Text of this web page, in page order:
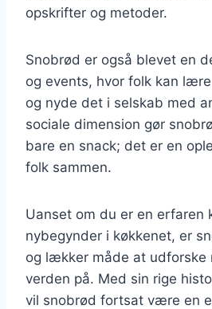
opskrifter og metoder.
Snobrød er også blevet en
og events, hvor folk kan
og nyde det i selskab med
sociale dimension gør
bare en snack; det er en
folk sammen.
Uanset om du er en erfaren
nybegynder i køkkenet, er
og lækker måde at udforske
verden på. Med sin rige
vil snobrød fortsat være en